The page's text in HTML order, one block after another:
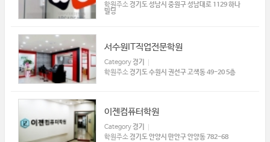
학원주소경기도 성남시 중원구 성남대로 1129 하나
빌딩
서수원IT직업전문학원
Category경기
학원주소경기도 수원시 권선구 고색동 49-20 5층
이젠컴퓨터학원
Category경기
학원주소경기도 안양시 만안구 안양동 782-68